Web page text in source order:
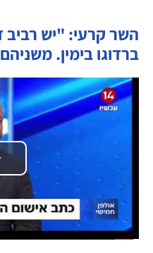
השר קרעי: "יש רביב
ברדוגו בימין.